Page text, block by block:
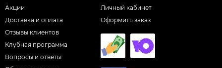
Акции
Доставка и оплата
Отзывы клиентов
Клубная программа
Вопросы и ответы
Личный кабинет
Оформить заказ